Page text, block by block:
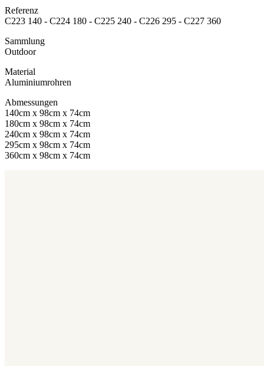
Referenz
C223 140 - C224 180 - C225 240 - C226 295 - C227 360
Sammlung
Outdoor
Material
Aluminiumrohren
Abmessungen
140cm x 98cm x 74cm
180cm x 98cm x 74cm
240cm x 98cm x 74cm
295cm x 98cm x 74cm
360cm x 98cm x 74cm